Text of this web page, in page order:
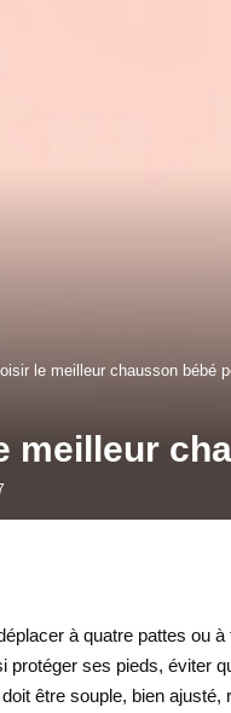
le meilleur chausson bébé
meilleur
à quatre pattes ou
protéger ses pieds, éviter
être souple, bien